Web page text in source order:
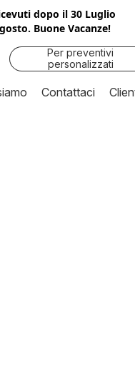
dopo il 30 Luglio
Buone Vacanze!
Per preventivi
personalizzati
contattaci
Contattaci